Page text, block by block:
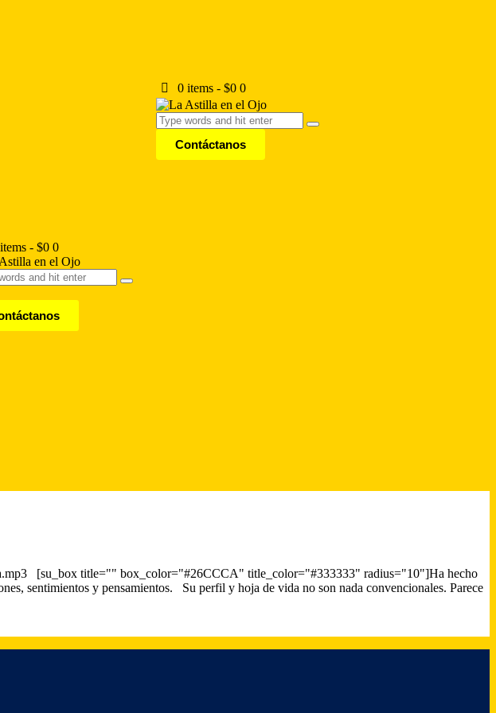
0 items- $0 0
Contáctanos
-$0 0
[su_box title="" box_color="#26CCCA" title_color="#333333" radius="10"]Ha hecho
sentimientos y pensamientos. Su perfil y hoja de vida no son nada convencionales. Parece